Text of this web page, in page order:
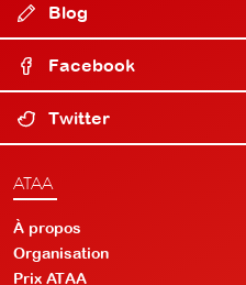
Blog
Facebook
Twitter
ATAA
À propos
Organisation
Prix ATAA